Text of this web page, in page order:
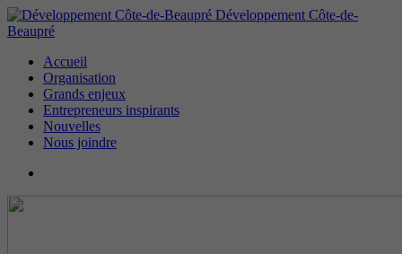
Développement Côte-de-
Beaupré
Accueil
Organisation
Grands enjeux
Entrepreneurs inspirants
Nouvelles
Nous joindre